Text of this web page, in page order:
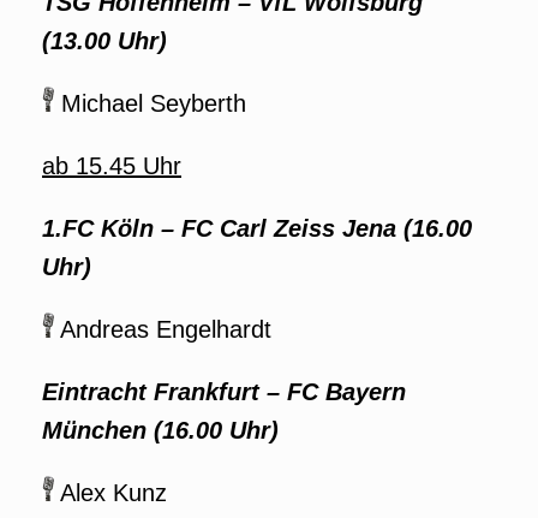
(13.00 Uhr)
Michael Seyberth
ab 15.45 Uhr
1.FC Köln – FC Carl Zeiss Jena (16.00
Uhr)
Andreas Engelhardt
Eintracht Frankfurt – FC Bayern
München (16.00 Uhr)
Alex Kunz